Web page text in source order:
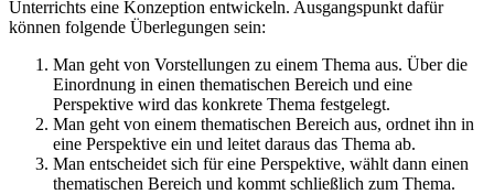
Unterrichts eine Konzeption entwickeln. Ausgangspunkt dafür
können folgende Überlegungen sein:
Man geht von Vorstellungen zu einem Thema aus. Über die
Einordnung in einen thematischen Bereich und eine
Perspektive wird das konkrete Thema festgelegt.
Man geht von einem thematischen Bereich aus, ordnet ihn in
eine Perspektive ein und leitet daraus das Thema ab.
Man entscheidet sich für eine Perspektive, wählt dann einen
thematischen Bereich und kommt schließlich zum Thema.